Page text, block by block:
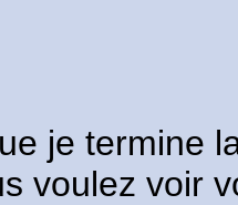
je termine
voulez voir